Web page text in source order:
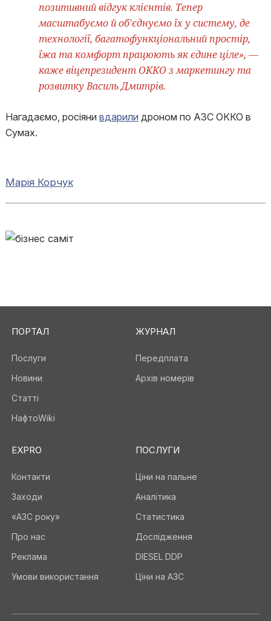
позитивний відгук клієнтів. Тепер
масштабуємо й об'єднуємо їх у систему, де
технології, багатофункціональний простір,
їжа та комфорт працюють як єдине ціле», —
каже віцепрезидент OKKO з маркетингу та
розвитку Василь Дмитрів.
Нагадаємо, росіяни вдарили дроном по АЗС ОККО в
Сумах.
Марія Корчук
ПОРТАЛ
Послуги
Новини
Статті
НафтоWiki
ЖУРНАЛ
Передплата
Архів номерів
EXPRO
Контакти
Заходи
«АЗС року»
Про нас
Реклама
Умови використання
ПОСЛУГИ
Ціни на пальне
Аналітика
Статистика
Дослідження
DIESEL DDP
Ціни на АЗС